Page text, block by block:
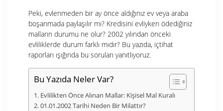
Peki, evlenmeden bir ay önce aldığınız ev veya araba
boşanmada paylaşılır mı? Kredisini evliyken ödediğiniz
malların durumu ne olur? 2002 yılından önceki
evliliklerde durum farklı mıdır? Bu yazıda, içtihat
raporları ışığında bu soruları yanıtlıyoruz.
Bu Yazıda Neler Var?
Evlilikten Önce Alınan Mallar: Kişisel Mal Kuralı
01.01.2002 Tarihi Neden Bir Milattır?